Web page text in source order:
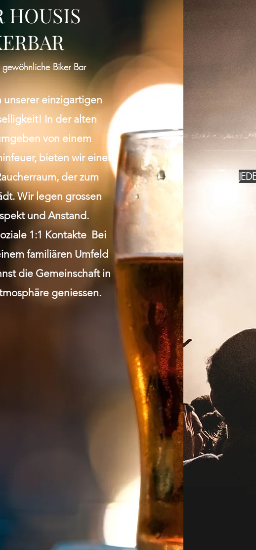
Bitte zur Gruppenliste zurückkehren und es erneut
Zur Gruppenliste
HOUSIS
Biker Bar
unserer einzigartigen
In der alten
von einem
bieten wir einen
der zum
Wir legen grossen
und Anstand.
1:1 Kontakte Bei
familiären Umfeld
die Gemeinschaft in
geniessen.